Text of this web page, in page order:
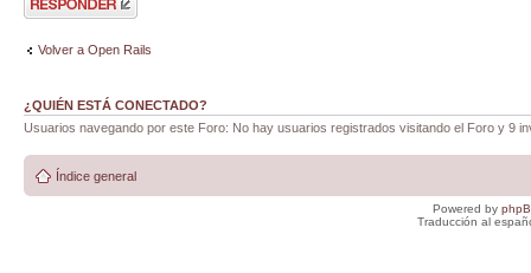
respuesta
Volver a Open Rails
¿QUIÉN ESTÁ CONECTADO?
Usuarios navegando por este Foro: No hay usuarios registrados visitando el Foro y 9
Índice general
Powered by
Traducción al